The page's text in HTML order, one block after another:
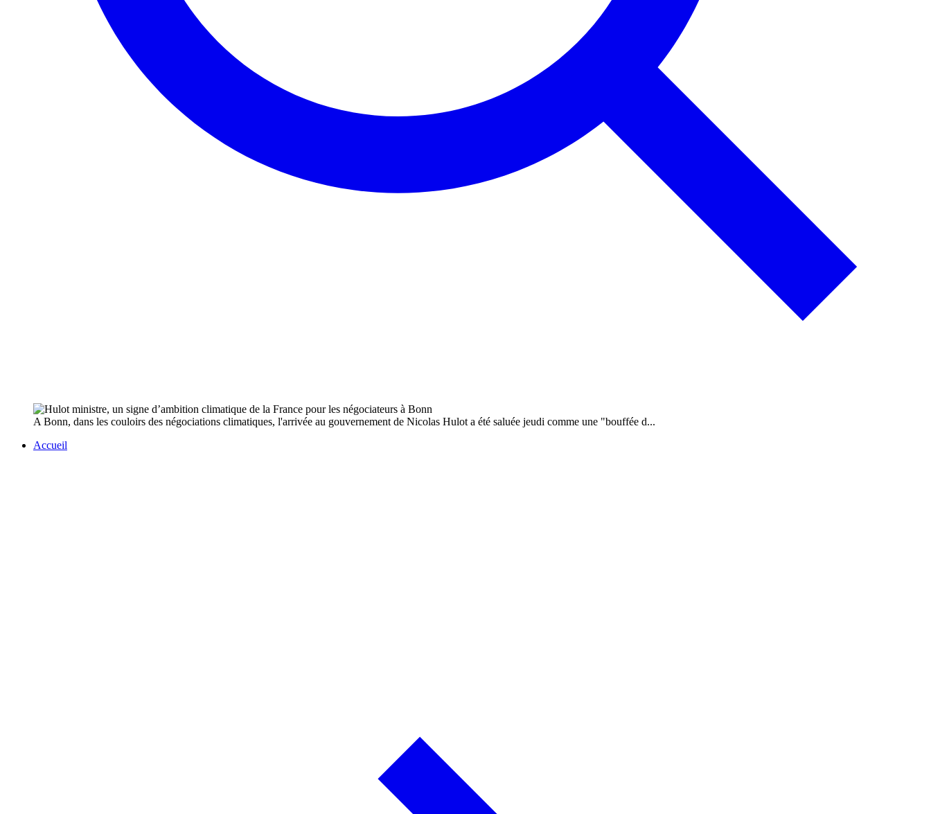
A Bonn, dans les couloirs des négociations climatiques, l'arrivée au gouvernement de Nicolas Hulot a été saluée jeudi comme une "bouffée d...
Accueil